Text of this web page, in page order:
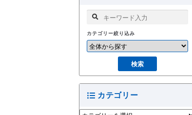
カテゴリー絞り込み
カテゴリー
カ